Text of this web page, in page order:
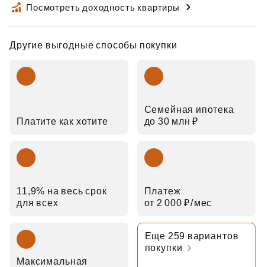
Посмотреть доходность квартиры
Другие выгодные способы покупки
Платите как хотите
Семейная ипотека
до 30 млн ₽
11,9% на весь срок
для всех
Платеж
от 2 000 ₽⁠/⁠мес
Максимальная
Еще 259 вариантов
покупки